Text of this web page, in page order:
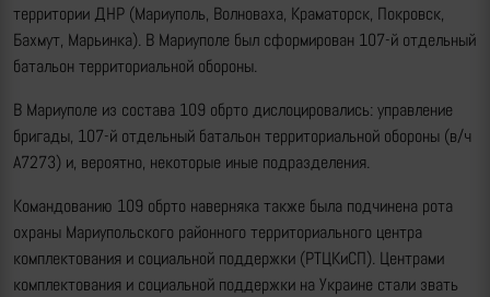
территории ДНР (Мариуполь, Волноваха, Краматорск, Покровск,
Бахмут, Марьинка). В Мариуполе был сформирован 107-й отдельный
батальон территориальной обороны.
В Мариуполе из состава 109 обрто дислоцировались: управление
бригады, 107-й отдельный батальон территориальной обороны (в/ч
А7273) и, вероятно, некоторые иные подразделения.
Командованию 109 обрто наверняка также была подчинена рота
охраны Мариупольского районного территориального центра
комплектования и социальной поддержки (РТЦКиСП). Центрами
комплектования и социальной поддержки на Украине стали звать